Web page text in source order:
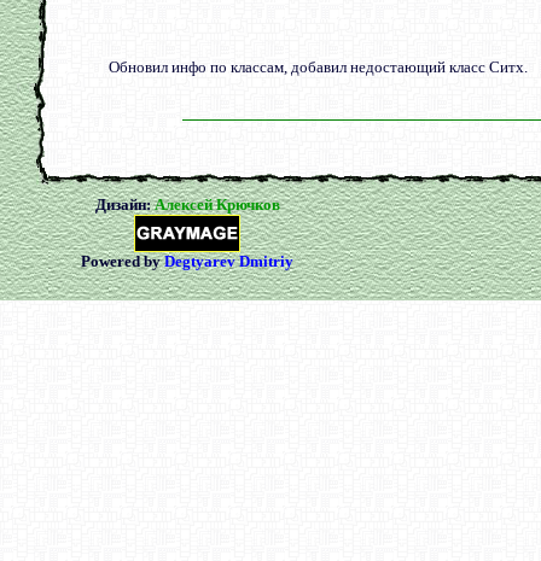
Обновил инфо по классам, добавил недостающий класс Ситх.
Дизайн:Алексей Крючков
Powered byDegtyarev Dmitriy